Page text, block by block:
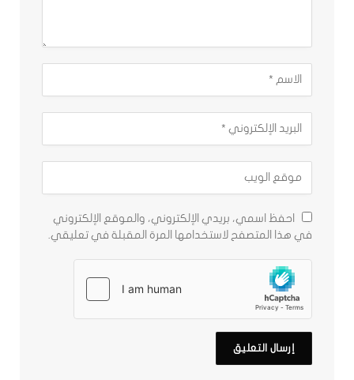
احفظ اسمي، بريدي الإلكتروني، والموقع الإلكتروني
في هذا المتصفح لاستخدامها المرة المقبلة في تعليقي.